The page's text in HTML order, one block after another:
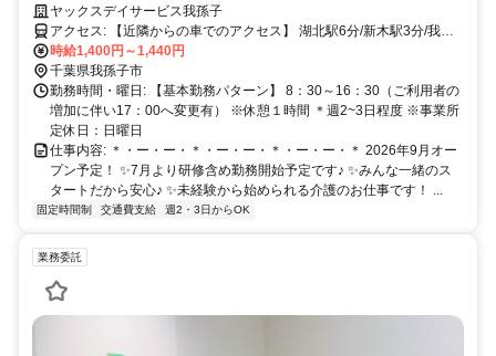
ヤックスデイサービス我孫子
アクセス: 【近隣からの車でのアクセス】 湖北駅6分/新木駅3分/我孫
子駅19分 ※車通勤可
時給1,400円～1,440円
千葉県我孫子市
勤務時間・曜日: 【基本勤務パターン】 8：30～16：30（ご利用者の
増加に伴い17：00へ変更有） ※休憩１時間 ＊週2~3日程度 ※事業所
定休日：日曜日
仕事内容: ＊・ー・ー・＊・ー・ー・＊・ー・ー・＊ 2026年9月オー
プン予定！ ✨7月より研修含め勤務開始予定です♪ ✨みんな一緒のス
タートだから安心♪ ✨未経験から始められる介護のお仕事です！ ...
固定時間制 交通費支給 週2・3日からOK
業務委託